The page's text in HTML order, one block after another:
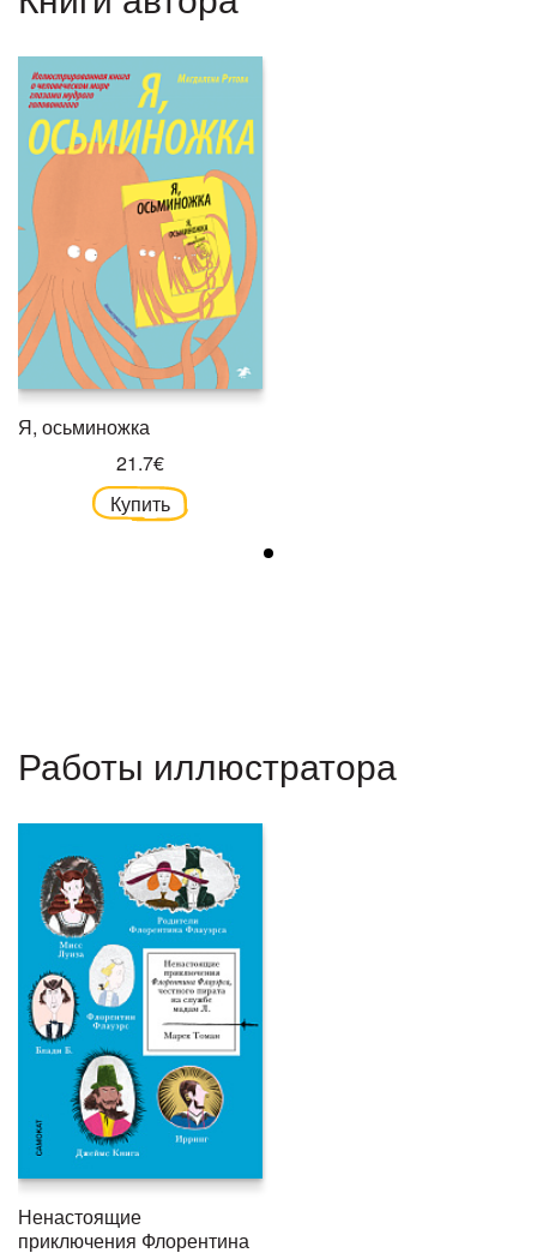
Я, осьминожка
21.7€
Купить
Работы иллюстратора
Ненастоящие
приключения Флорентина